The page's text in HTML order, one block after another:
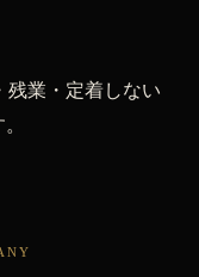
残業・定着しない